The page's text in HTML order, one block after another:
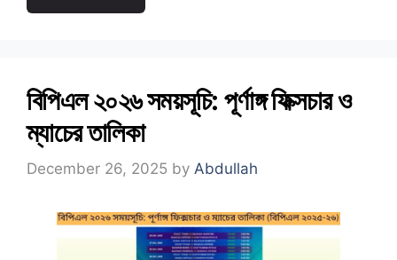
বিপিএল ২০২৬ সময়সূচি: পূর্ণাঙ্গ ফিক্সচার ও
ম্যাচের তালিকা
December 26, 2025 by Abdullah